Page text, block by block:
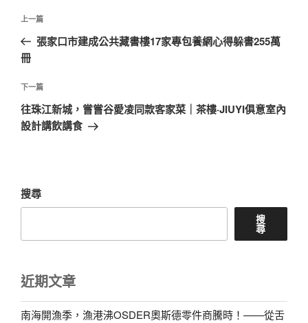
文
導
覽
上
一
篇
章
上一篇
張家口市建成公共藏書樓17家專包養網心得躲書255萬
冊
下
一
篇
下一篇
往珠江新城，嘗嘗谷愛凌同款客家菜｜茶樓·JIUYI俱意室內
設計講飲講食
搜尋
搜
尋
近期文章
南海開漁季，漁港沸OSDER奧斯德零件商騰時！——從舌